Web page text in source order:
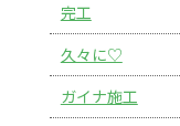
完工
久々に♡
ガイナ施工